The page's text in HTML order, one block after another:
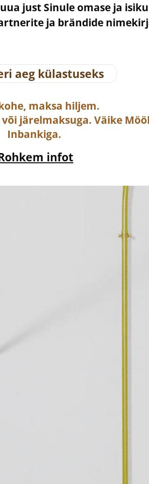
just Sinule omase ja
ja brändide
aeg külastuseks
maksa hiljem.
või järelmaksuga. Väike
Inbankiga.
infot